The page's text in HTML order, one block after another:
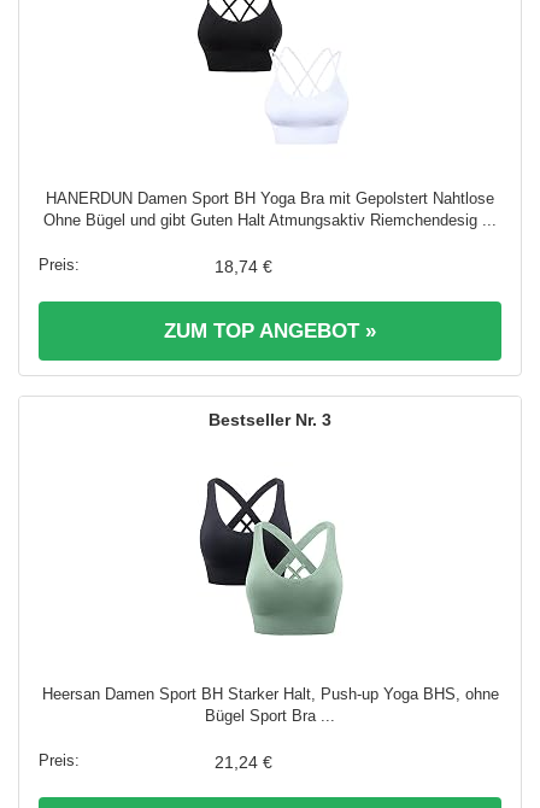
HANERDUN Damen Sport BH Yoga Bra mit Gepolstert Nahtlose
Ohne Bügel und gibt Guten Halt Atmungsaktiv Riemchendesig ...
18,74 €
ZUM TOP ANGEBOT »
3
Heersan Damen Sport BH Starker Halt, Push-up Yoga BHS, ohne
Bügel Sport Bra ...
21,24 €